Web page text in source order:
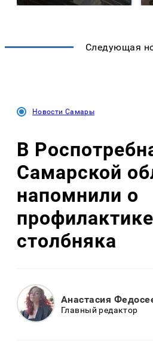
Следующая
Новости Самары
В
Самарской
напомнили о
профилактике
столбняка
Анастасия
Главный редактор